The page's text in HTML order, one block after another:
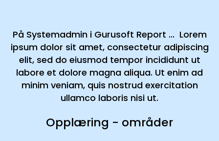
På Systemadmin i Gurusoft Report ... Lorem
ipsum dolor sit amet, consectetur adipiscing
elit, sed do eiusmod tempor incididunt ut
labore et dolore magna aliqua. Ut enim ad
minim veniam, quis nostrud exercitation
ullamco laboris nisi ut.
Opplæring - områder
Avløp
Nyheter
Book demo